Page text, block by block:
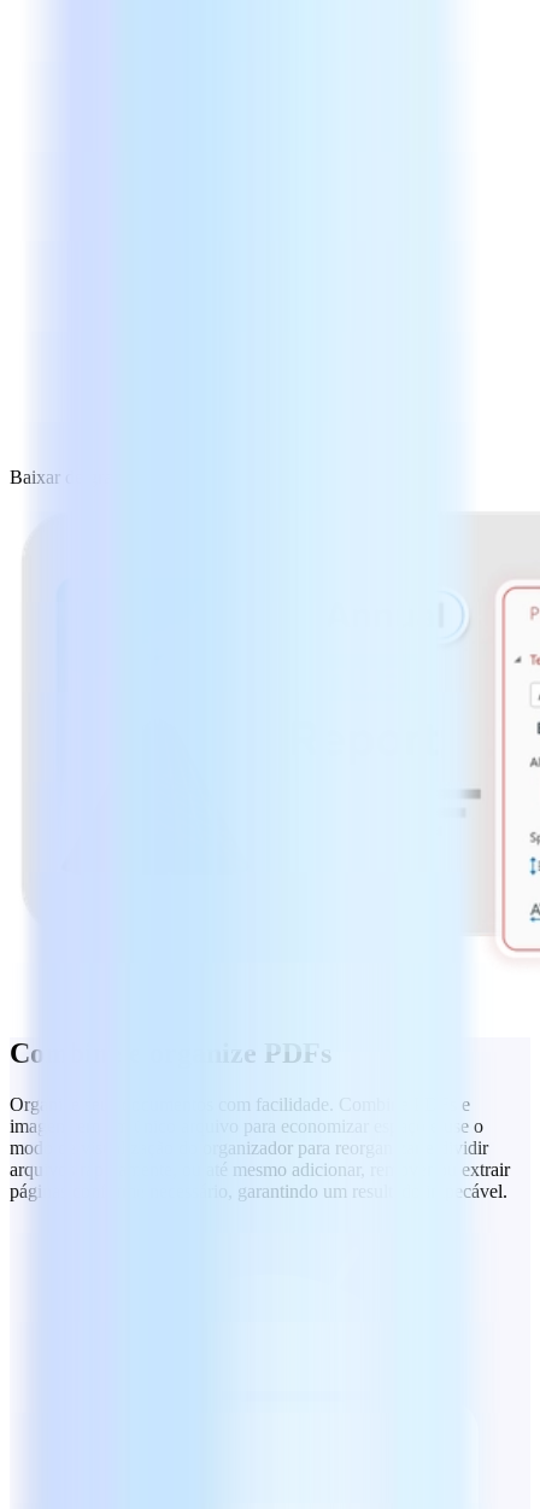
Baixar de graça
Combine e organize PDFs
Organize seus documentos com facilidade. Combine PDFs e
imagens em um único arquivo para economizar espaço e use o
modo de visualização do organizador para reorganizar e dividir
arquivos rapidamente, ou até mesmo adicionar, remover ou extrair
páginas conforme necessário, garantindo um resultado impecável.